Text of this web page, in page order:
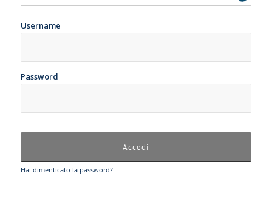
Username
Password
Hai dimenticato la password?